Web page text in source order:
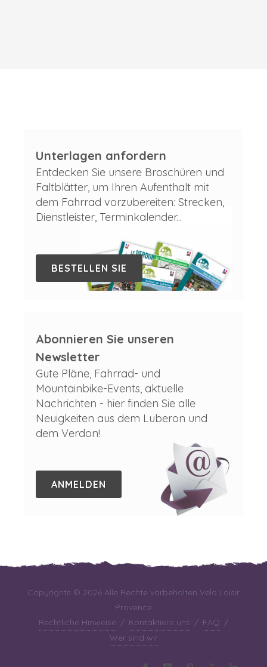
Unterlagen anfordern
Entdecken Sie unsere Broschüren und
Faltblätter, um Ihren Aufenthalt mit
dem Fahrrad vorzubereiten: Strecken,
Dienstleister, Terminkalender...
BESTELLEN SIE
Abonnieren Sie unseren
Newsletter
Gute Pläne, Fahrrad- und
Mountainbike-Events, aktuelle
Nachrichten - hier finden Sie alle
Neuigkeiten aus dem Luberon und
dem Verdon!
ANMELDEN
Copyrights © 2026 Alle Rechte vorbehalten Velo Loisir
Provence
Rechtliche Hinweise / Kontaktiere uns / FAQ /
Wer sind wir